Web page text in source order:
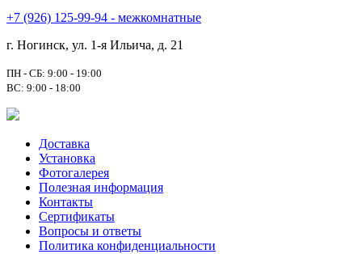
+7 (926) 125-99-94 - межкомнатные
г. Ногинск, ул. 1-я Ильича, д. 21
ПН - СБ: 9:00 - 19:00
ВС: 9:00 - 18:00
Доставка
Установка
Фотогалерея
Полезная информация
Контакты
Сертификаты
Вопросы и ответы
Политика конфиденциальности